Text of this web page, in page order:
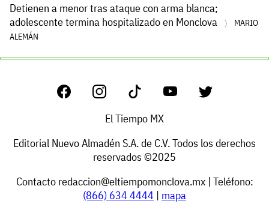
Detienen a menor tras ataque con arma blanca;
adolescente termina hospitalizado en Monclova
MARIO
ALEMÁN
El Tiempo MX
Editorial Nuevo Almadén S.A. de C.V. Todos los derechos
reservados ©2025
Contacto redaccion@eltiempomonclova.mx| Teléfono:
(866) 634 4444 | mapa